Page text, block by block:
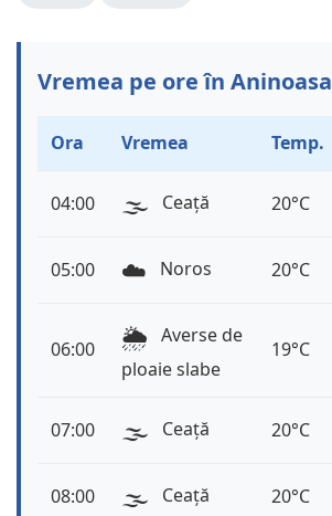
Vremea pe ore în Aninoasa
Ora Vremea Temp.
04:00 🌫️ Ceață 20°C
05:00 ☁️ Noros 20°C
06:00 🌦️ Averse de
ploaie slabe
19°C
07:00 🌫️ Ceață 20°C
08:00 🌫️ Ceață 20°C